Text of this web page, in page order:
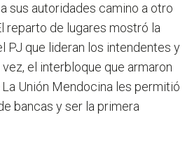
sus autoridades camino a otro
reparto de lugares mostró la
PJ que lideran los intendentes y
el interbloque que armaron
Unión Mendocina les permitió
bancas y ser la primera